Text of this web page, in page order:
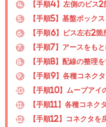
4. 【手順4】左側のビス2
5. 【手順5】基盤ボック
6. 【手順6】ビス左右2箇
7. 【手順7】アースをも
8. 【手順8】配線の整理を
9. 【手順9】各種コネク
10. 【手順10】ムーブアイ
11. 【手順11】各種コネク
12. 【手順12】コネクタを